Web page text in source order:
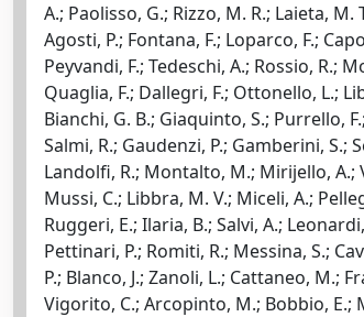
A.; Paolisso, G.; Rizzo, M. R.; Laieta, M.
Agosti, P.; Fontana, F.; Loparco, F.;
Peyvandi, F.; Tedeschi, A.; Rossio, R.;
Quaglia, F.; Dallegri, F.; Ottonello, L.;
Bianchi, G. B.; Giaquinto, S.; Purrello,
Salmi, R.; Gaudenzi, P.; Gamberini, S.;
Landolfi, R.; Montalto, M.; Mirijello, A.;
Mussi, C.; Libbra, M. V.; Miceli, A.;
Ruggeri, E.; Ilaria, B.; Salvi, A.;
Pettinari, P.; Romiti, R.; Messina, S.;
P.; Blanco, J.; Zanoli, L.; Cattaneo, M.;
Vigorito, C.; Arcopinto, M.; Bobbio, E.;